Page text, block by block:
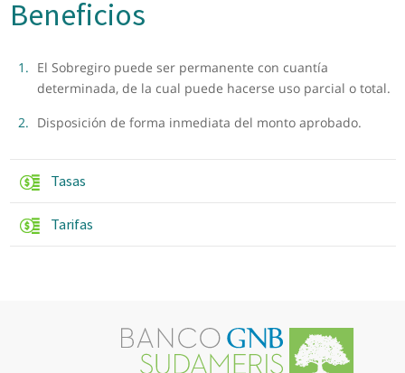
Beneficios
El Sobregiro puede ser permanente con cuantía
determinada, de la cual puede hacerse uso parcial o total.
Disposición de forma inmediata del monto aprobado.
Tasas
Tarifas